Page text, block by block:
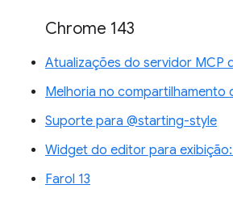
Chrome 143
Atualizações do servidor MCP
Melhoria no compartilhamento
Suporte para @starting-style
Widget do editor para
Farol 13